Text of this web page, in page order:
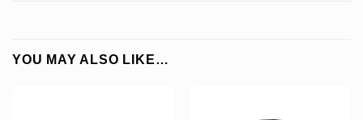
YOU MAY ALSO LIKE…